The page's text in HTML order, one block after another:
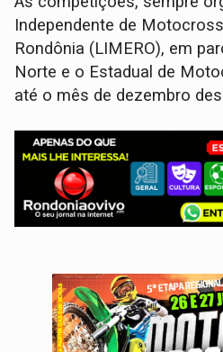
Independente de
Rondônia (LIMERO), em
Norte e o Estadual de
até o mês de dezembro